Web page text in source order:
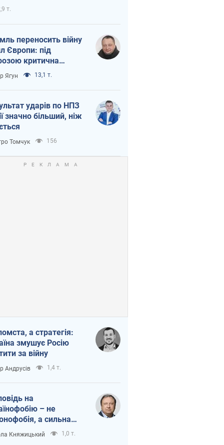
т.
переносить війну
Європи: під
критична
Ягун 13,1 т.
ударів по НПЗ
значно більший, ніж
Томчук 156
а стратегія:
змушує Росію
за війну
Андрусів 1,4 т.
на
– не
а сильна
держава
Княжицький 1,0 т.